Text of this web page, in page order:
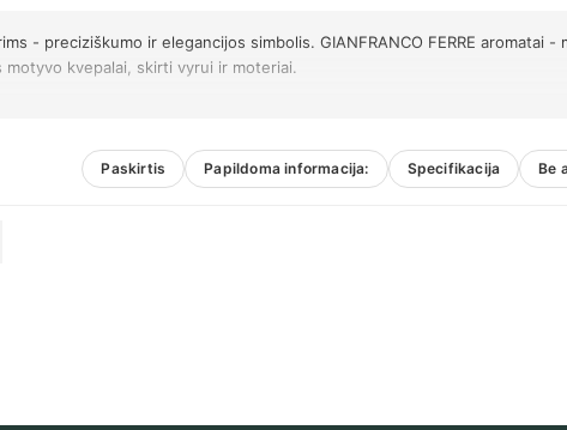
- preciziškumo ir elegancijos simbolis. GIANFRANCO FERRE
kvepalai, skirti vyrui ir moteriai.
Paskirtis Papildoma informacija: Specifikacija Be